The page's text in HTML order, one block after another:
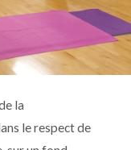
la
le respect de